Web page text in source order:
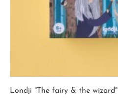
Londji "The fairy & the wizard"